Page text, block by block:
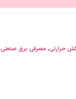
حرارتی, مصرفی برق صنعتی